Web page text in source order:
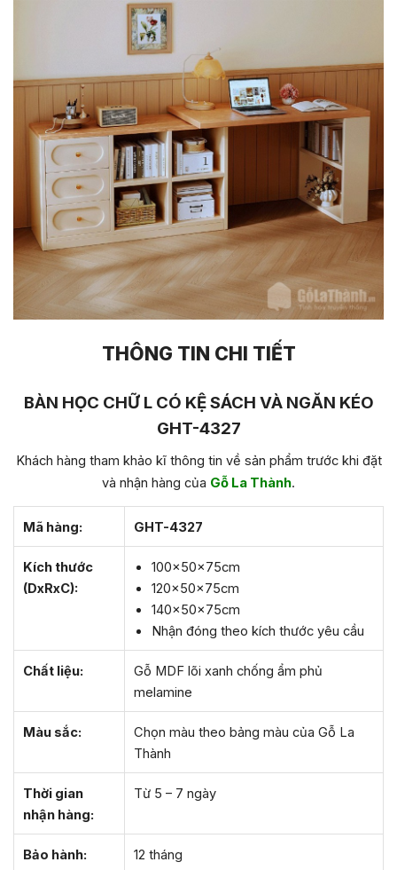
THÔNG TIN CHI TIẾT
BÀN HỌC CHỮ L CÓ KỆ SÁCH VÀ NGĂN KÉO
GHT-4327
Khách hàng tham khảo kĩ thông tin về sản phẩm trước khi đặt
và nhận hàng của Gỗ La Thành.
Mã hàng: GHT-4327
Kích thước
(DxRxC):
100x50x75cm
120x50x75cm
140x50x75cm
Nhận đóng theo kích thước yêu cầu
Chất liệu:
Gỗ MDF lõi xanh chống ẩm phủ
melamine
Màu sắc:
Chọn màu theo bảng màu của Gỗ La
Thành
Thời gian
nhận hàng:
Từ 5 – 7 ngày
Bảo hành: 12 tháng